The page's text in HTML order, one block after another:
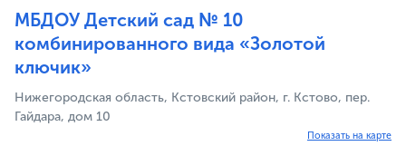
МБДОУ Детский сад № 10
комбинированного вида «Золотой
ключик»
Нижегородская область, Кстовский район, г. Кстово, пер.
Гайдара, дом 10
Показать на карте